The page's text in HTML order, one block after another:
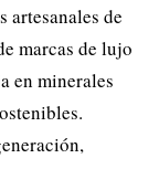
artesanales de
marcas de lujo
en minerales